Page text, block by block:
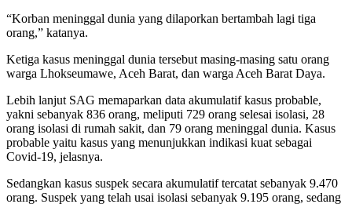
“Korban meninggal dunia yang dilaporkan bertambah lagi tiga
orang,” katanya.
Ketiga kasus meninggal dunia tersebut masing-masing satu orang
warga Lhokseumawe, Aceh Barat, dan warga Aceh Barat Daya.
Lebih lanjut SAG memaparkan data akumulatif kasus probable,
yakni sebanyak 836 orang, meliputi 729 orang selesai isolasi, 28
orang isolasi di rumah sakit, dan 79 orang meninggal dunia. Kasus
probable yaitu kasus yang menunjukkan indikasi kuat sebagai
Covid-19, jelasnya.
Sedangkan kasus suspek secara akumulatif tercatat sebanyak 9.470
orang. Suspek yang telah usai isolasi sebanyak 9.195 orang, sedang